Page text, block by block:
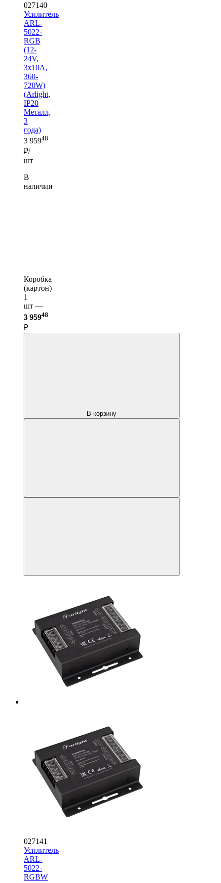
027140
Усилитель
ARL-
5022-
RGB
(12-
24V,
3x10A,
360-
720W)
(Arlight,
IP20
Металл,
3
года)
3 95948
₽/
шт
В
наличии
Коробка
(картон)
1
шт —
3 95948
₽
В корзину
027141
Усилитель
ARL-
5022-
RGBW